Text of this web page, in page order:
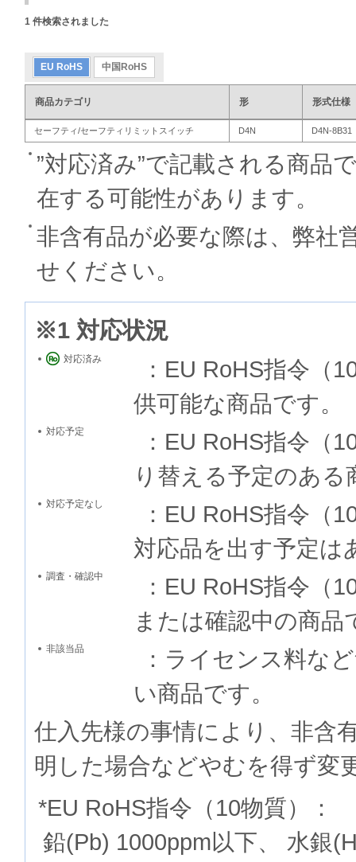
1 件検索されました
EU RoHS 中国RoHS
商品カテゴリ 形 形式仕様
セーフティ/セーフティリミットスイッチ D4N D4N-8B31
”対応済み”で記載される商品
在する可能性があります。
非含有品が必要な際は、弊社
せください。
※1 対応状況
対応済み
：EU RoHS指令（
供可能な商品です。
対応予定
：EU RoHS指令（
り替える予定のある
対応予定なし
：EU RoHS指令（
対応品を出す予定は
調査・確認中
：EU RoHS指令（
または確認中の商品
非該当品
：ライセンス料な
い商品です。
仕入先様の事情により、非含
明した場合などやむを得ず変
*EU RoHS指令（10物質）：
鉛(Pb) 1000ppm以下、 水銀